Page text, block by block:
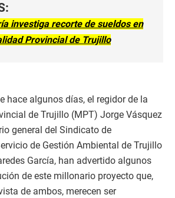
investiga recorte de sueldos en
Provincial de Trujillo
hace algunos días, el regidor de la
de Trujillo (MPT) Jorge Vásquez
general del Sindicato de
de Gestión Ambiental de Trujillo
García, han advertido algunos
de este millonario proyecto que,
de ambos, merecen ser